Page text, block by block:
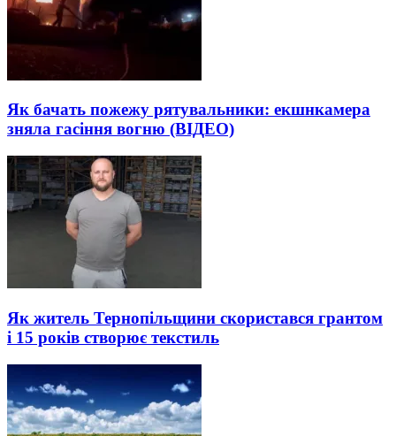
Як бачать пожежу рятувальники: екшнкамера
зняла гасіння вогню (ВІДЕО)
Як житель Тернопільщини скористався грантом
і 15 років створює текстиль